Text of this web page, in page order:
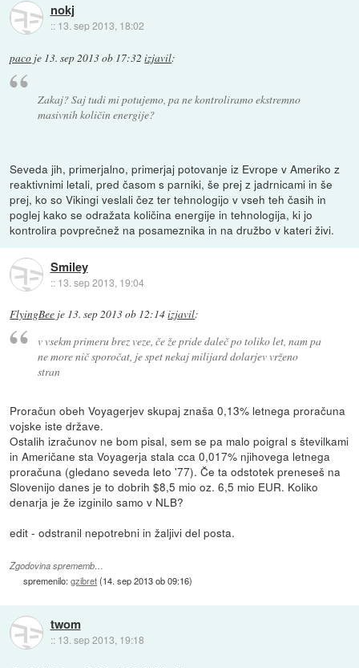
nokj
:: 13. sep 2013, 18:02
paco je 13. sep 2013 ob 17:32 izjavil:
Zakaj? Saj tudi mi potujemo, pa ne kontroliramo ekstremno
masivnih količin energije?
Seveda jih, primerjalno, primerjaj potovanje iz Evrope v Ameriko z
reaktivnimi letali, pred časom s parniki, še prej z jadrnicami in še
prej, ko so Vikingi veslali čez ter tehnologijo v vseh teh časih in
poglej kako se odražata količina energije in tehnologija, ki jo
kontrolira povprečnež na posameznika in na družbo v kateri živi.
Smiley
:: 13. sep 2013, 19:04
FlyingBee je 13. sep 2013 ob 12:14izjavil:
v vsekm primeru brez veze, če že pride daleč po toliko let, nam pa
ne more nič sporočat, je spet nekaj milijard dolarjev vrženo
stran
Proračun obeh Voyagerjev skupaj znaša 0,13% letnega proračuna
vojske iste države.
Ostalih izračunov ne bom pisal, sem se pa malo poigral s številkami
in Američane sta Voyagerja stala cca 0,017% njihovega letnega
proračuna (gledano seveda leto '77). Če ta odstotek preneseš na
Slovenijo danes je to dobrih $8,5 mio oz. 6,5 mio EUR. Koliko
denarja je že izginilo samo v NLB?
edit - odstranil nepotrebni in žaljivi del posta.
Zgodovina sprememb…
spremenilo:gzibret(14. sep 2013 ob 09:16)
twom
:: 13. sep 2013, 19:18